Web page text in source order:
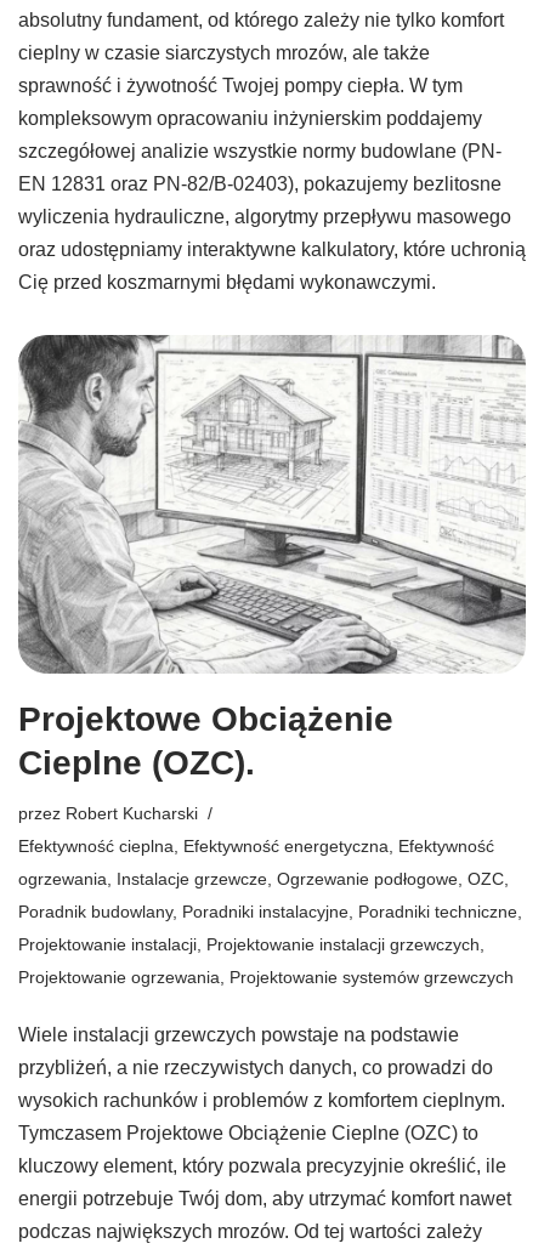
absolutny fundament, od którego zależy nie tylko komfort
cieplny w czasie siarczystych mrozów, ale także
sprawność i żywotność Twojej pompy ciepła. W tym
kompleksowym opracowaniu inżynierskim poddajemy
szczegółowej analizie wszystkie normy budowlane (PN-
EN 12831 oraz PN-82/B-02403), pokazujemy bezlitosne
wyliczenia hydrauliczne, algorytmy przepływu masowego
oraz udostępniamy interaktywne kalkulatory, które uchronią
Cię przed koszmarnymi błędami wykonawczymi.
Projektowe Obciążenie
Cieplne (OZC).
przez Robert Kucharski
Efektywność cieplna
Efektywność energetyczna
Efektywność
ogrzewania
Instalacje grzewcze Ogrzewanie podłogowe OZC
Poradnik budowlany, Poradniki instalacyjne Poradniki techniczne
Projektowanie instalacji Projektowanie instalacji grzewczych
Projektowanie ogrzewania
Projektowanie systemów grzewczych
Wiele instalacji grzewczych powstaje na podstawie
przybliżeń, a nie rzeczywistych danych, co prowadzi do
wysokich rachunków i problemów z komfortem cieplnym.
Tymczasem Projektowe Obciążenie Cieplne (OZC) to
kluczowy element, który pozwala precyzyjnie określić, ile
energii potrzebuje Twój dom, aby utrzymać komfort nawet
podczas największych mrozów. Od tej wartości zależy